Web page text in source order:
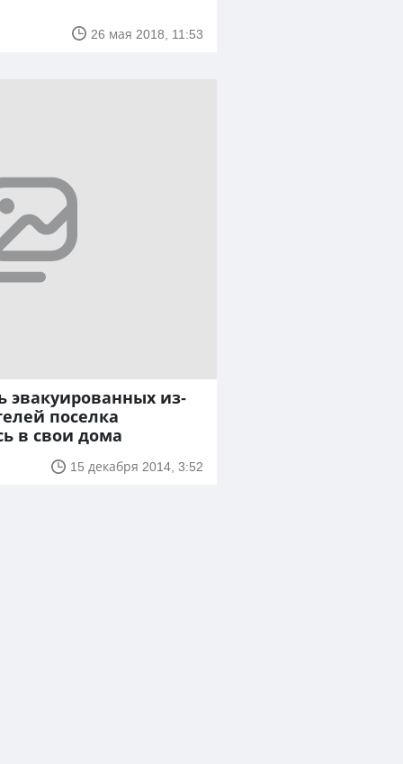
26 мая 2018, 11:53
эвакуированных из-
поселка
в свои дома
15 декабря 2014, 3:52